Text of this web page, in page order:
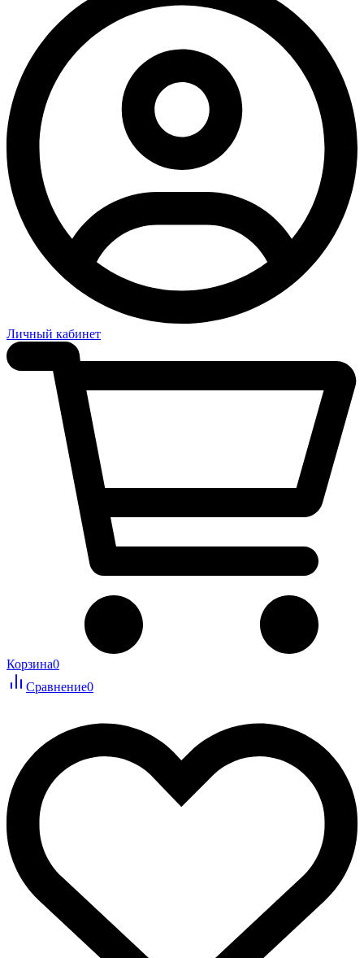
Личный кабинет
Корзина0
Сравнение0